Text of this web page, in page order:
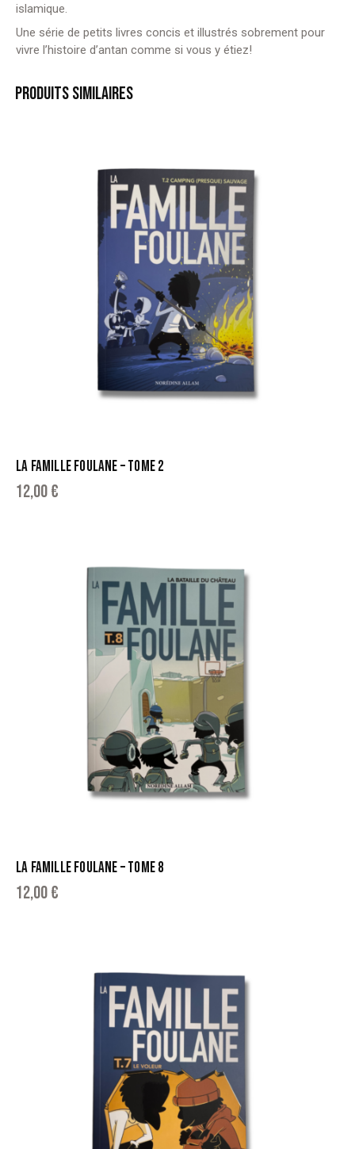
islamique.
Une série de petits livres concis et illustrés sobrement pour
vivre l’histoire d’antan comme si vous y étiez!
PRODUITS SIMILAIRES
LA FAMILLE FOULANE – TOME 2
12,00€
LA FAMILLE FOULANE – TOME 8
12,00€